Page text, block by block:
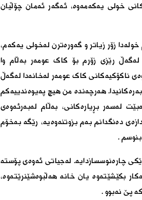
خولى یەکەمەوە، ئەگەر ئەمان چۆڵیان
زۆر زیاتر و گەورەترن لەخولى یەکەم،
رێزى زۆرم بۆ کاک عومەر بەڵام وا
ناکۆکیەکانى کاک عومەر لەخانەدا لەگەڵ
هەرچەندە من هیچ پەیوەندییەکم
لەسەر بڕیارەکانى، بەڵام لەبەرئەوەى
دەنگدانم بەم بزوتنەوەیە، رێگە بەخۆم
.
چارەنوسسازدایە. لەجیاتى ئەوەى پۆستە
بکێشێتەوە یان خانە هەڵبوەشێنرێتەوە،
پێ نەبوو.